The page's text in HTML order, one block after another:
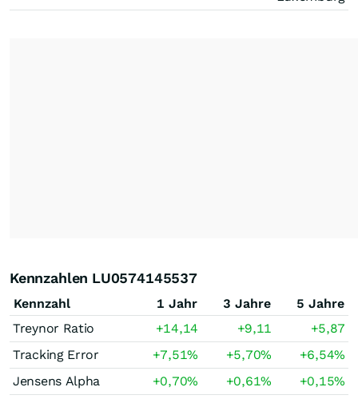
Kennzahlen LU0574145537
Kennzahl 1 Jahr 3 Jahre
5 Jahre
Treynor Ratio
+14,14 +9,11
+5,87
Tracking Error
+7,51% +5,70% +6,54%
Jensens Alpha
+0,70% +0,61% +0,15%